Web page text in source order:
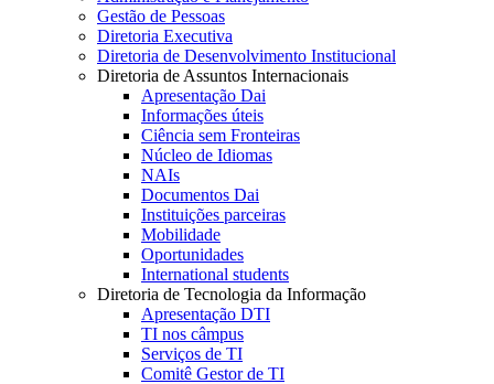
Gestão de Pessoas
Diretoria Executiva
Diretoria de Desenvolvimento Institucional
Diretoria de Assuntos Internacionais
Apresentação Dai
Informações úteis
Ciência sem Fronteiras
Núcleo de Idiomas
NAIs
Documentos Dai
Instituições parceiras
Mobilidade
Oportunidades
International students
Diretoria de Tecnologia da Informação
Apresentação DTI
TI nos câmpus
Serviços de TI
Comitê Gestor de TI